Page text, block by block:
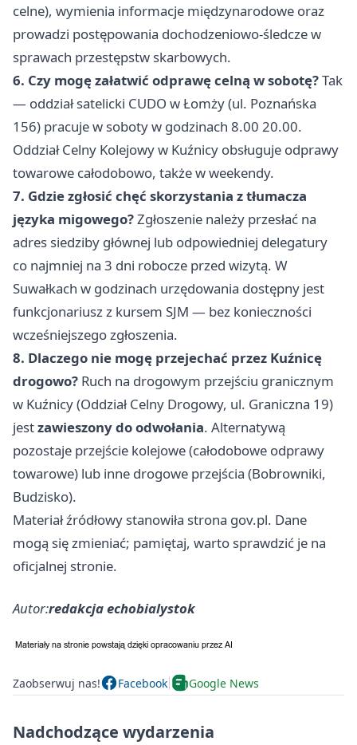
celne), wymienia informacje międzynarodowe oraz
prowadzi postępowania dochodzeniowo-śledcze w
sprawach przestępstw skarbowych.
6. Czy mogę załatwić odprawę celną w sobotę?Tak
— oddział satelicki CUDO w Łomży (ul. Poznańska
156) pracuje w soboty w godzinach 8.00 20.00.
Oddział Celny Kolejowy w Kuźnicy obsługuje odprawy
towarowe całodobowo, także w weekendy.
7. Gdzie zgłosić chęć skorzystania z tłumacza
języka migowego?Zgłoszenie należy przesłać na
adres siedziby głównej lub odpowiedniej delegatury
co najmniej na 3 dni robocze przed wizytą. W
Suwałkach w godzinach urzędowania dostępny jest
funkcjonariusz z kursem SJM — bez konieczności
wcześniejszego zgłoszenia.
8. Dlaczego nie mogę przejechać przez Kuźnicę
drogowo? Ruch na drogowym przejściu granicznym
w Kuźnicy (Oddział Celny Drogowy, ul. Graniczna 19)
jestzawieszony do odwołania. Alternatywą
pozostaje przejście kolejowe (całodobowe odprawy
towarowe) lub inne drogowe przejścia (Bobrowniki,
Budzisko).
Materiał źródłowy stanowiła strona gov.pl. Dane
mogą się zmieniać; pamiętaj, warto sprawdzić je na
oficjalnej stronie.
Autor:redakcja echobialystok
Zaobserwuj nas! Facebook Google News
Nadchodzące wydarzenia